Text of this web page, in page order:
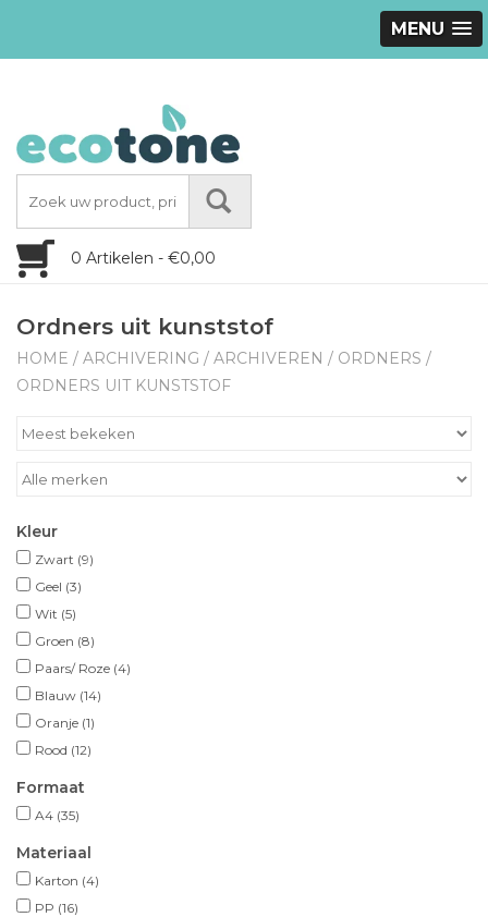
MENU
0 Artikelen - €0,00
Ordners uit kunststof
HOME / ARCHIVERING / ARCHIVEREN / ORDNERS /
ORDNERS UIT KUNSTSTOF
Kleur
Zwart (9)
Geel (3)
Wit (5)
Groen (8)
Paars/ Roze (4)
Blauw (14)
Oranje (1)
Rood (12)
Formaat
A4 (35)
Materiaal
Karton (4)
PP (16)